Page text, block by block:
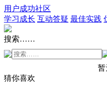
用户成功社区
学习成长 互动答疑 最佳实践
搜索……
暂
猜你喜欢